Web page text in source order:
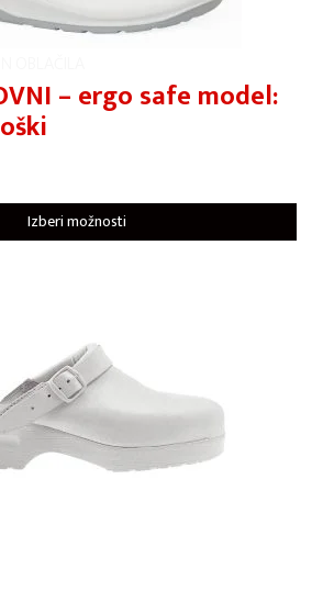
– ergo safe model:
Izberi možnosti